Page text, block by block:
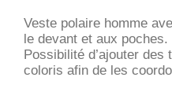
Veste polaire homme
le devant et aux
Possibilité d’ajouter des
coloris afin de les